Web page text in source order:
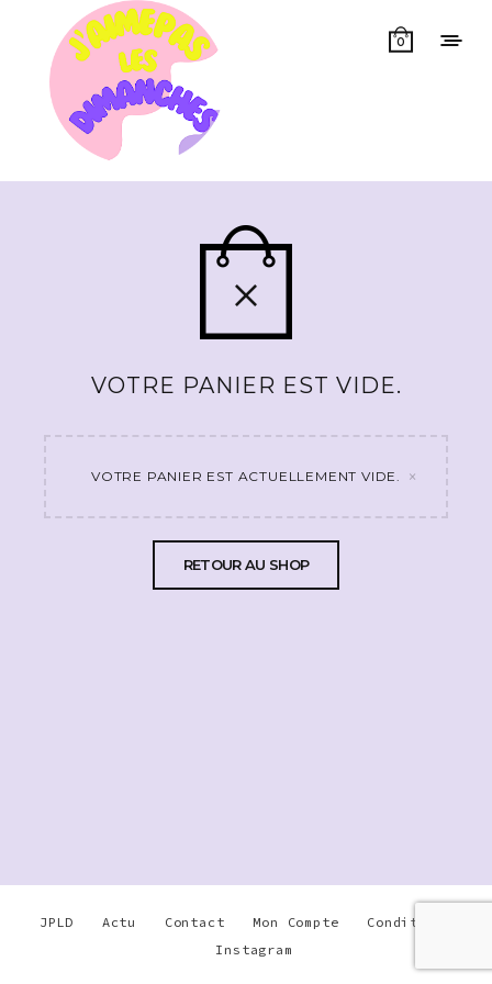
0
VOTRE PANIER EST VIDE.
VOTRE PANIER EST ACTUELLEMENT VIDE. ×
RETOUR AU SHOP
JPLD Actu Contact Mon Compte
Conditions
Instagram